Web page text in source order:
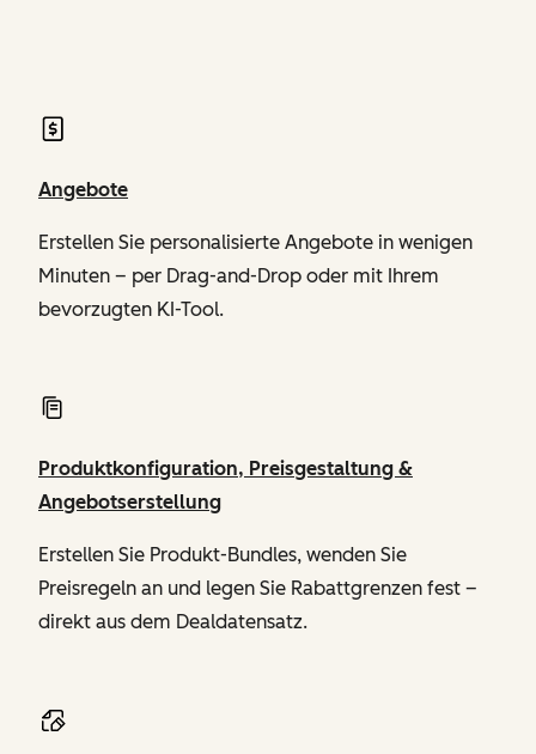
Angebote
Erstellen Sie personalisierte Angebote in wenigen
Minuten – per Drag-and-Drop oder mit Ihrem
bevorzugten KI-Tool.
Produktkonfiguration, Preisgestaltung &
Angebotserstellung
Erstellen Sie Produkt-Bundles, wenden Sie
Preisregeln an und legen Sie Rabattgrenzen fest –
direkt aus dem Dealdatensatz.